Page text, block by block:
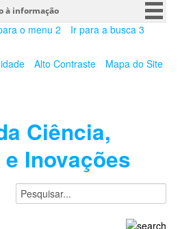
à informação
CORONAVÍRUS (COVID-19)
o menu 2 Ir para a busca 3
Alto Contraste Mapa do Site
Ciência,
Inovações